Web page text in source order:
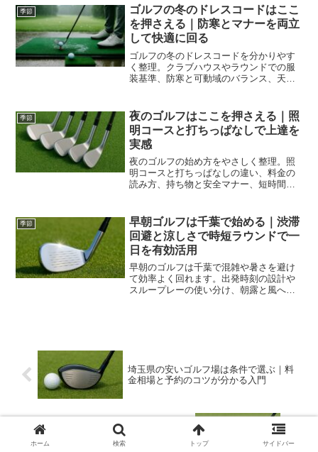
す。
季節
ゴルフの冬のドレスコードはここ
を押さえる｜防寒とマナーを両立
して快適に回る
ゴルフの冬のドレスコードを分かりやす
く整理。クラブハウスやラウンドでの服
装基準、防寒と可動域のバランス、天候
季節
夜のゴルフはここを押さえる｜照
明コースと打ちっぱなしで上達を
実感
夜のゴルフの始め方をやさしく整理。照
明コースと打ちっぱなしの違い、料金の
読み方、持ち物と安全マナー、短時間ド
え、スケジュールと移動も最適化しま
す。初めてでも快適に練習とラウンドを
両立できる指針が分かります。
季節
早朝ゴルフは千葉で始める｜渋滞
回避と涼しさで時短ラウンドで一
日を有効活用
早朝のゴルフは千葉で混雑や暑さを避け
て効率よく回れます。出発時刻の設計や
スループレーの使い分け、朝露と風への
埼玉県の安いゴルフ場は条件で選ぶ｜料
金相場と予約のコツが分かる入門
桜が綺麗なゴルフ場は時期で選ぶ｜見頃
予報と混雑回避で満足度を上げる
ホーム 検索 トップ サイドバー